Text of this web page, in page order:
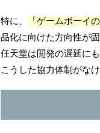
特に、 「ゲームボーイ
品化に向けた方向性が固
任天堂は開発の遅延に
こうした協力体制がな